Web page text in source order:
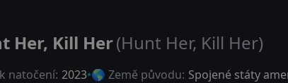
Her, Kill Her(Hunt Her, Kill Her)
natočení: 2023 🌎 Země původu: Spojené státy